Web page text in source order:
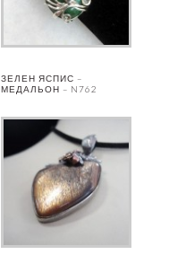
ЗЕЛЕН ЯСПИС –
МЕДАЛЬОН – N762